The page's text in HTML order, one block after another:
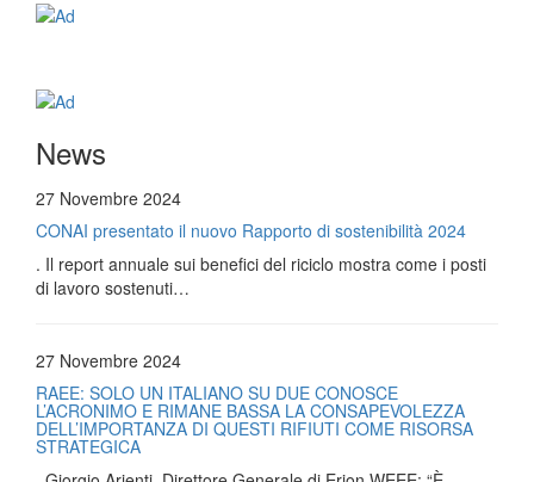
News
27 Novembre 2024
CONAI presentato il nuovo Rapporto di sostenibilità 2024
. Il report annuale sui benefici del riciclo mostra come i posti
di lavoro sostenuti…
27 Novembre 2024
RAEE: SOLO UN ITALIANO SU DUE CONOSCE
L’ACRONIMO E RIMANE BASSA LA CONSAPEVOLEZZA
DELL’IMPORTANZA DI QUESTI RIFIUTI COME RISORSA
STRATEGICA